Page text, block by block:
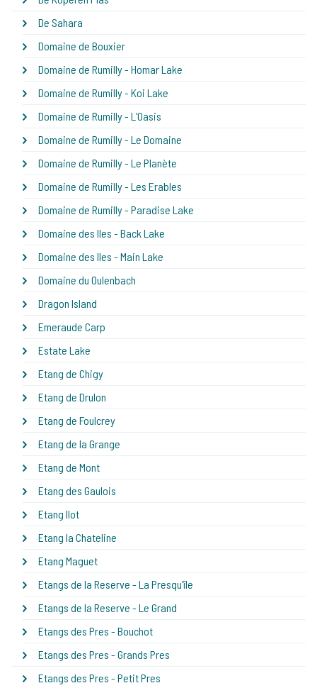
De Sahara
Domaine de Bouxier
Domaine de Rumilly - Homar Lake
Domaine de Rumilly - Koi Lake
Domaine de Rumilly - L'Oasis
Domaine de Rumilly - Le Domaine
Domaine de Rumilly - Le Planète
Domaine de Rumilly - Les Erables
Domaine de Rumilly - Paradise Lake
Domaine des Iles - Back Lake
Domaine des Iles - Main Lake
Domaine du Oulenbach
Dragon Island
Emeraude Carp
Estate Lake
Etang de Chigy
Etang de Drulon
Etang de Foulcrey
Etang de la Grange
Etang de Mont
Etang des Gaulois
Etang Ilot
Etang la Chateline
Etang Maguet
Etangs de la Reserve - La Presqu'île
Etangs de la Reserve - Le Grand
Etangs des Pres - Bouchot
Etangs des Pres - Grands Pres
Etangs des Pres - Petit Pres